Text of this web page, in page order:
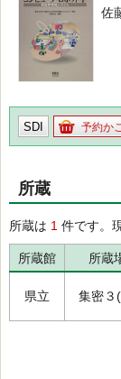
佐
SDI 予約か
所蔵
所蔵は 1 件です。
所蔵館 所蔵
県立 集密３